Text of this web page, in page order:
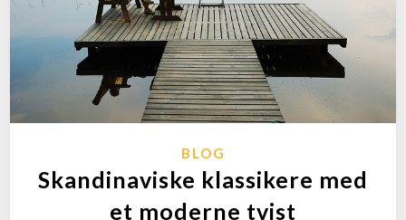
BLOG
Skandinaviske klassikere med
et moderne tvist